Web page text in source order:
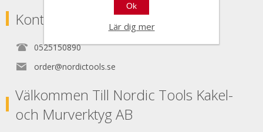
Kontakta
0525150890
order@nordictools.se
Välkommen Till Nordic Tools Kakel-
och Murverktyg AB
Ok
Lär dig mer